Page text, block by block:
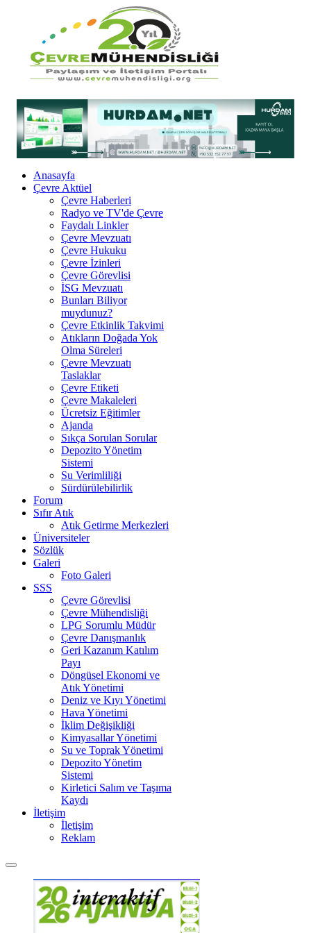
Anasayfa
Çevre Aktüel
Çevre Haberleri
Radyo ve TV'de Çevre
Faydalı Linkler
Çevre Mevzuatı
Çevre Hukuku
Çevre İzinleri
Çevre Görevlisi
İSG Mevzuatı
Bunları Biliyor
muydunuz?
Çevre Etkinlik Takvimi
Atıkların Doğada Yok
Olma Süreleri
Çevre Mevzuatı
Taslaklar
Çevre Etiketi
Çevre Makaleleri
Ücretsiz Eğitimler
Ajanda
Sıkça Sorulan Sorular
Depozito Yönetim
Sistemi
Su Verimliliği
Sürdürülebilirlik
Forum
Sıfır Atık
Atık Getirme Merkezleri
Üniversiteler
Sözlük
Galeri
Foto Galeri
SSS
Çevre Görevlisi
Çevre Mühendisliği
LPG Sorumlu Müdür
Çevre Danışmanlık
Geri Kazanım Katılım
Payı
Döngüsel Ekonomi ve
Atık Yönetimi
Deniz ve Kıyı Yönetimi
Hava Yönetimi
İklim Değişikliği
Kimyasallar Yönetimi
Su ve Toprak Yönetimi
Depozito Yönetim
Sistemi
Kirletici Salım ve Taşıma
Kaydı
İletişim
İletişim
Reklam